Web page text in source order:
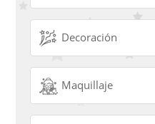
Decoración
Maquillaje